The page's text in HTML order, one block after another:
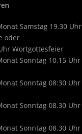
Samstag 19.30 Uhr
oder
Wortgottesfeier
Sonntag 10.15 Uhr
Sonntag 08:30 Uhr
Sonntag 08.30 Uhr
Sonntag 08.30 Uhr